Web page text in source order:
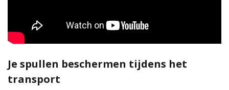
Je spullen beschermen tijdens het
transport